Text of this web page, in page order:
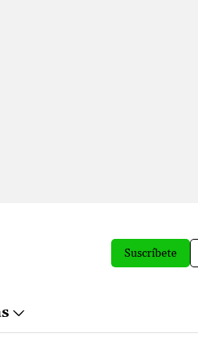
Suscríbete